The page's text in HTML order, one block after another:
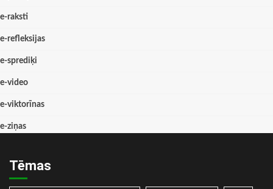
e-raksti
e-refleksijas
e-sprediķi
e-video
e-viktorīnas
e-ziņas
Tēmas